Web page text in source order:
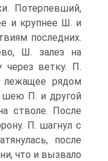
Потерпевший,
и крупнее Ш. и
последних.
Ш. залез на
через ветку. П.
лежащее рядом
шею П. и другой
стволе. После
П. шагнул с
после
что и вызвало